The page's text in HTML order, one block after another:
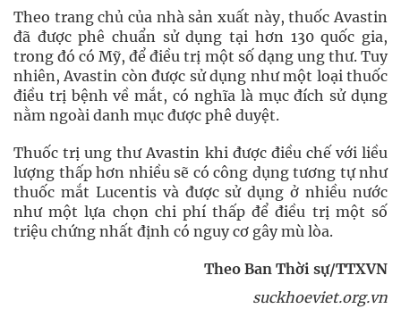
Theo trang chủ của nhà sản xuất này, thuốc Avastin
đã được phê chuẩn sử dụng tại hơn 130 quốc gia,
trong đó có Mỹ, để điều trị một số dạng ung thư. Tuy
nhiên, Avastin còn được sử dụng như một loại thuốc
điều trị bệnh về mắt, có nghĩa là mục đích sử dụng
nằm ngoài danh mục được phê duyệt.
Thuốc trị ung thư Avastin khi được điều chế với liều
lượng thấp hơn nhiều sẽ có công dụng tương tự như
thuốc mắt Lucentis và được sử dụng ở nhiều nước
như một lựa chọn chi phí thấp để điều trị một số
triệu chứng nhất định có nguy cơ gây mù lòa.
Theo Ban Thời sự/TTXVN
suckhoeviet.org.vn